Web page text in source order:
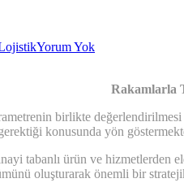
Yorum Yok
Rakamlarla
birlikte
konusunda yön
tabanlı ürün ve
oluşturarak önemli bir